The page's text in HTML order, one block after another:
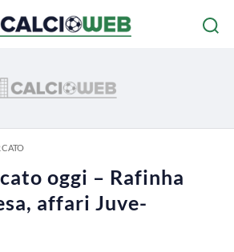
oggi – Rafinha
affari Juve-